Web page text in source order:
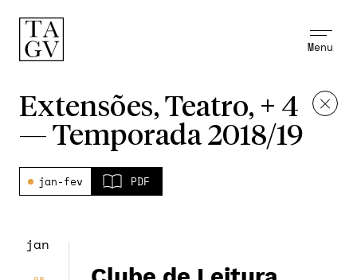
Menu
Extensões, Teatro, + 4
— Temporada 2018/19
jan-fev PDF
jan